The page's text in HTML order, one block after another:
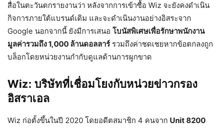
สื่อในตะวันตกรายงานว่า หลังจากการเข้าซื้อ Wiz จะยังคงดำเนิน
กิจการภายใต้แบรนด์เดิม และจะดำเนินงานอย่างอิสระจาก
Google นอกจากนี้ ยังมีการเสนอ โบนัสพิเศษเพื่อรักษาพนักงาน
มูลค่ารวมถึง 1,000 ล้านดอลลาร์รวมถึงค่าชดเชยหากข้อตกลงถูก
บล็อกโดยหน่วยงานกำกับดูแลด้านการผูกขาด
Wiz: บริษัทที่เชื่อมโยงกับหน่วยข่าวกรอง
อิสราเอล
Wiz ก่อตั้งขึ้นในปี 2020 โดยอดีตสมาชิก 4 คนจาก Unit 8200